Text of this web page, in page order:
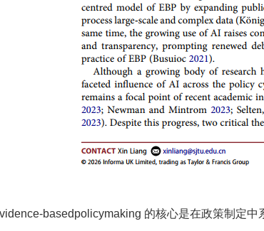
basedpolicymaking 的核心是在政策制定